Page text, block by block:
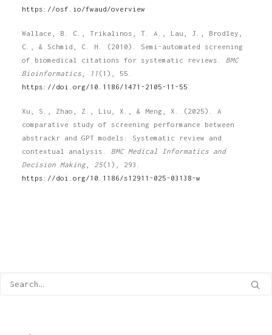
https://osf.io/fwaud/overview
Wallace, B. C., Trikalinos, T. A., Lau, J., Brodley,
C., & Schmid, C. H. (2010). Semi-automated screening
of biomedical citations for systematic reviews. BMC
Bioinformatics
11 (1), 55.
https://doi.org/10.1186/1471-2105-11-55
Xu, S., Zhao, Z., Liu, X., & Meng, X. (2025). A
comparative study of screening performance between
abstrackr and GPT models: Systematic review and
contextual analysis. BMC Medical Informatics and
Decision Making, 25(1), 293.
https://doi.org/10.1186/s12911-025-03138-w